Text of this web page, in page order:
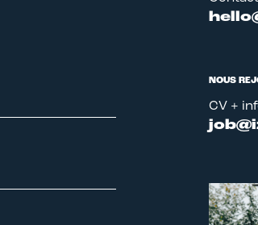
NOUS
CV +